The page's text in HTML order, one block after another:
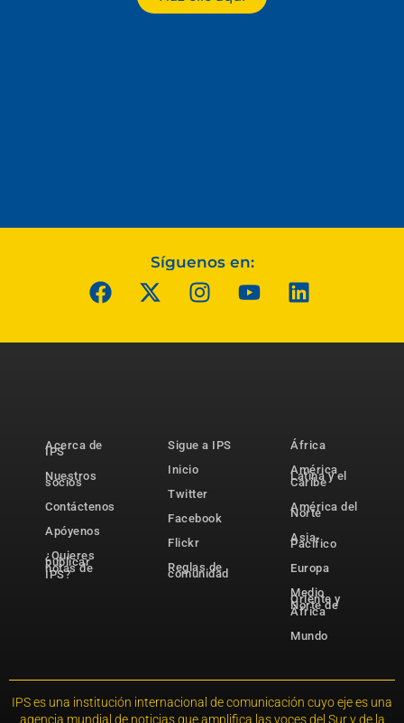
Síguenos en:
Acerca de
IPS
Nuestros
socios
Contáctenos
Apóyenos
¿Quieres
publicar
notas de
IPS?
Sigue a IPS
Inicio
Twitter
Facebook
Flickr
Reglas de
comunidad
África
América
Latina y el
Caribe
América del
Norte
Asia-
Pacífico
Europa
Medio
Oriente y
Norte de
África
Mundo
IPS es una institución internacional de comunicación cuyo eje es una
agencia mundial de noticias que amplifica las voces del Sur y de la